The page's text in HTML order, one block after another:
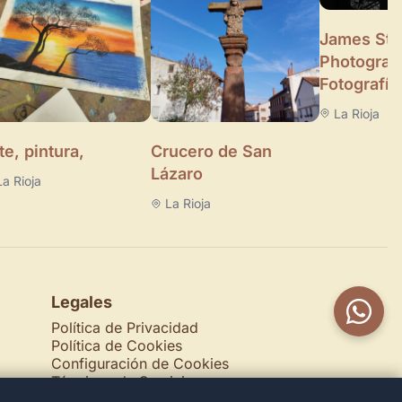
pintura,
Rioja
Crucero de San
Lázaro
La Rioja
James
Fotografía
La Rioja
Legales
Política de Privacidad
Política de Cookies
Configuración de Cookies
Términos de Servicio